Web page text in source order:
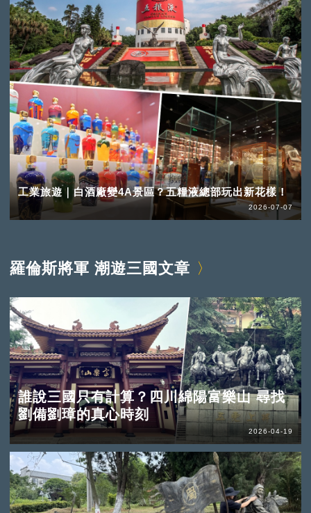
工業旅遊｜白酒廠變4A景區？五糧液總部玩出新花樣！
2026-07-07
羅倫斯將軍 潮遊三國文章
誰說三國只有計算？四川綿陽富樂山 尋找
劉備劉璋的真心時刻
2026-04-19